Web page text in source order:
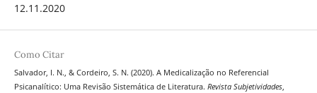
12.11.2020
Como Citar
Salvador, I. N., & Cordeiro, S. N. (2020). A Medicalização no Referencial
Psicanalítico: Uma Revisão Sistemática de Literatura. Revista Subjetividades,